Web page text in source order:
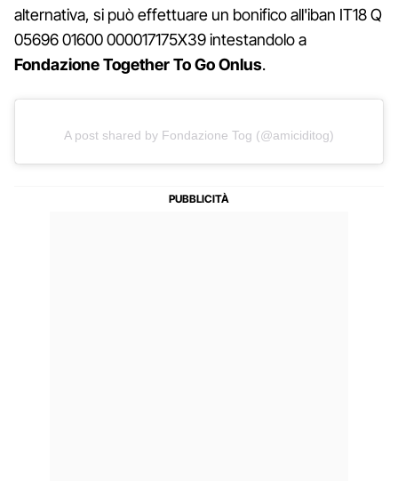
alternativa, si può effettuare un bonifico all'iban IT18 Q
05696 01600 000017175X39 intestandolo a
Fondazione Together To Go Onlus.
A post shared by Fondazione Tog (@amiciditog)